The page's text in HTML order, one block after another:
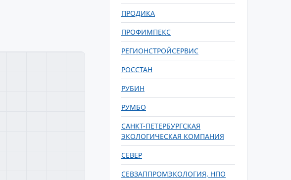
ПРОДИКА
ПРОФИМПЕКС
РЕГИОНСТРОЙСЕРВИС
РОССТАН
РУБИН
РУМБО
САНКТ-ПЕТЕРБУРГСКАЯ
ЭКОЛОГИЧЕСКАЯ КОМПАНИЯ
СЕВЕР
СЕВЗАППРОМЭКОЛОГИЯ, НПО